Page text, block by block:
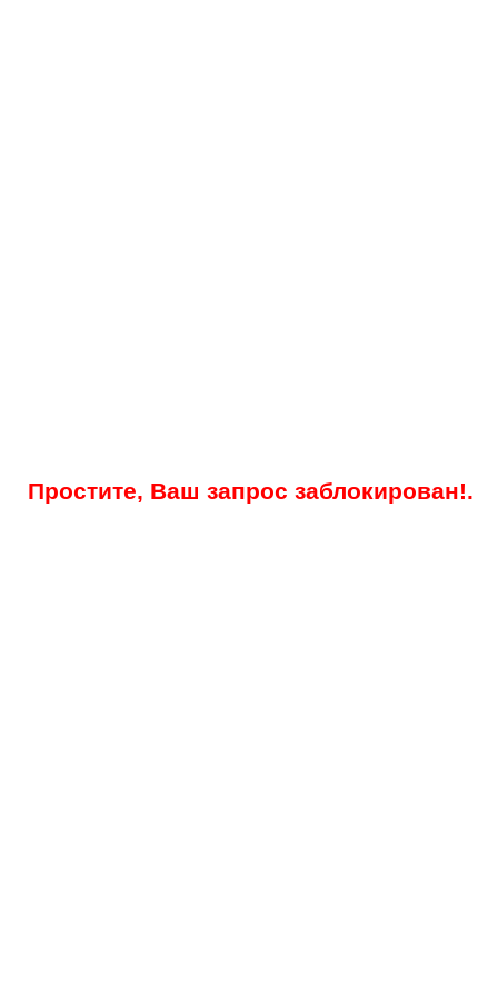
Простите, Ваш запрос заблокирован!.